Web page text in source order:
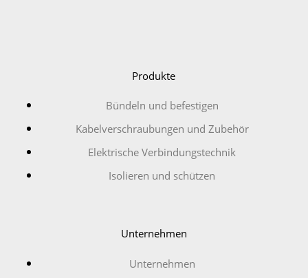
Produkte
Bündeln und befestigen
Kabelverschraubungen und Zubehör
Elektrische Verbindungstechnik
Isolieren und schützen
Unternehmen
Unternehmen